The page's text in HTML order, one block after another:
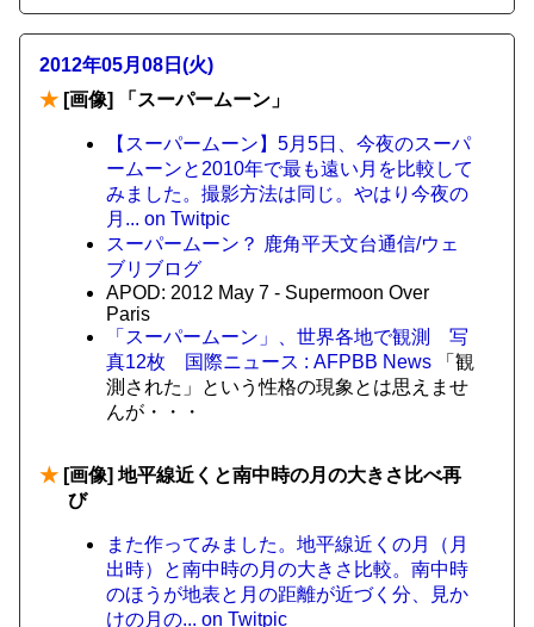
2012年05月08日(火)
★ [画像] 「スーパームーン」
【スーパームーン】5月5日、今夜のスーパ
ームーンと2010年で最も遠い月を比較して
みました。撮影方法は同じ。やはり今夜の
月... on Twitpic
スーパームーン？ 鹿角平天文台通信/ウェ
ブリブログ
APOD: 2012 May 7 - Supermoon Over
Paris
「スーパームーン」、世界各地で観測 写
真12枚 国際ニュース : AFPBB News 「観
測された」という性格の現象とは思えませ
んが・・・
★ [画像] 地平線近くと南中時の月の大きさ比べ再
び
また作ってみました。地平線近くの月（月
出時）と南中時の月の大きさ比較。南中時
のほうが地表と月の距離が近づく分、見か
けの月の... on Twitpic